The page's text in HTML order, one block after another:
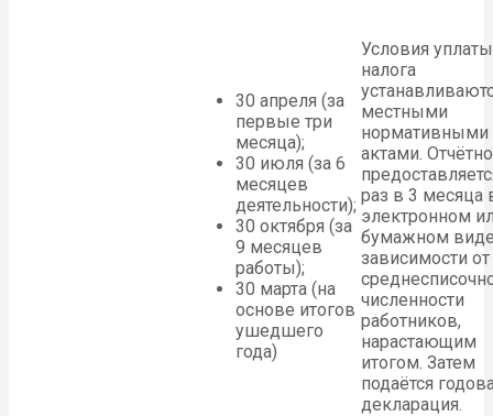
30 апреля (за
первые три
месяца);
30 июля (за 6
месяцев
деятельности);
30 октября (за
9 месяцев
работы);
30 марта (на
основе итогов
ушедшего
года)
Условия уплаты
налога
местными
нормативными
актами.
раз в 3 месяца
электронном
бумажном
зависимости от
численности
работников,
нарастающим
итогом. Затем
подаётся
декларация.